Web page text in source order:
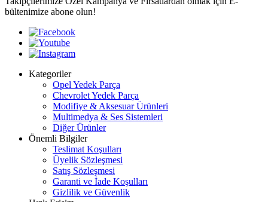
bültenimize abone olun!
Kategoriler
Opel Yedek Parça
Chevrolet Yedek Parça
Modifiye & Aksesuar Ürünleri
Multimedya & Ses Sistemleri
Diğer Ürünler
Önemli Bilgiler
Teslimat Koşulları
Üyelik Sözleşmesi
Satış Sözleşmesi
Garanti ve İade Koşulları
Gizlilik ve Güvenlik